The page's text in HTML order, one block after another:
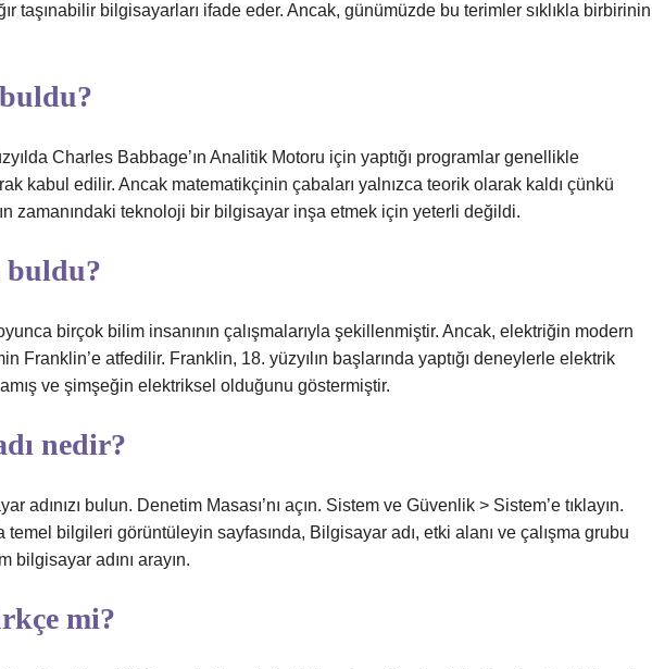
taşınabilir bilgisayarları ifade eder. Ancak, günümüzde bu terimler sıklıkla birbirinin
buldu?
Charles Babbage’ın Analitik Motoru için yaptığı programlar genellikle
kabul edilir. Ancak matematikçinin çabaları yalnızca teorik olarak kaldı çünkü
zamanındaki teknoloji bir bilgisayar inşa etmek için yeterli değildi.
birçok bilim insanının çalışmalarıyla şekillenmiştir. Ancak, elektriğin modern
Franklin’e atfedilir. Franklin, 18. yüzyılın başlarında yaptığı deneylerle elektrik
ve şimşeğin elektriksel olduğunu göstermiştir.
nedir?
adınızı bulun. Denetim Masası’nı açın. Sistem ve Güvenlik > Sistem’e tıklayın.
temel bilgileri görüntüleyin sayfasında, Bilgisayar adı, etki alanı ve çalışma grubu
bilgisayar adını arayın.
mi?